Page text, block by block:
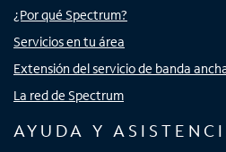
¿Por qué Spectrum?
Servicios en tu área
Extensión del servicio de banda
La red de Spectrum
AYUDA Y